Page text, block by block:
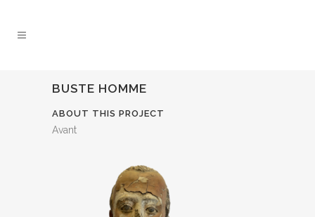
BUSTE HOMME
ABOUT THIS PROJECT
Avant